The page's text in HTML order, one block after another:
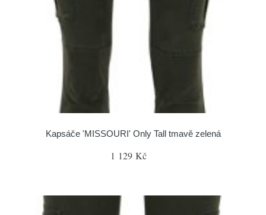
Kapsáče 'MISSOURI' Only Tall tmavě zelená
1 129 Kč